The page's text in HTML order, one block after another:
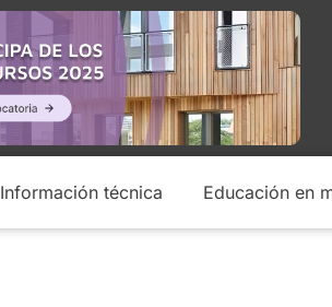
Información técnica Educación en